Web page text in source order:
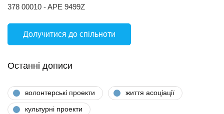
378 00010 - APE 9499Z
Долучитися до спільноти
Останні дописи
волонтерські проекти життя асоціації
культурні проекти